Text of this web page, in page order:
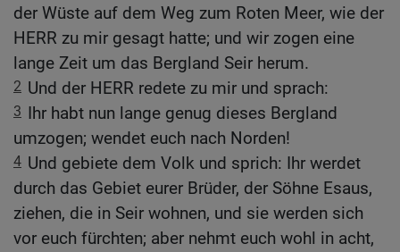
der Wüste auf dem Weg zum Roten Meer, wie der
HERR zu mir gesagt hatte; und wir zogen eine
lange Zeit um das Bergland Seir herum.
2 Und der HERR redete zu mir und sprach:
3 Ihr habt nun lange genug dieses Bergland
umzogen; wendet euch nach Norden!
4 Und gebiete dem Volk und sprich: Ihr werdet
durch das Gebiet eurer Brüder, der Söhne Esaus,
ziehen, die in Seir wohnen, und sie werden sich
vor euch fürchten; aber nehmt euch wohl in acht,